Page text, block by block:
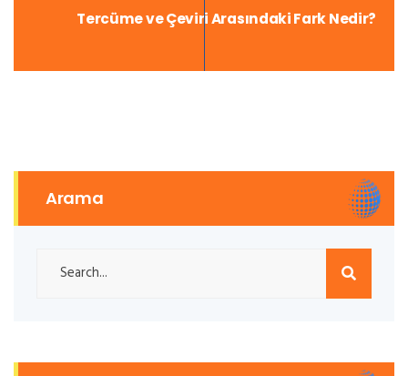
Tercüme ve Çeviri Arasındaki Fark Nedir?
Arama